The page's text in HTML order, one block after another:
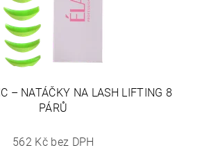
– NATÁČKY NA LASH LIFTING 8
PÁRŮ
562 Kč bez DPH